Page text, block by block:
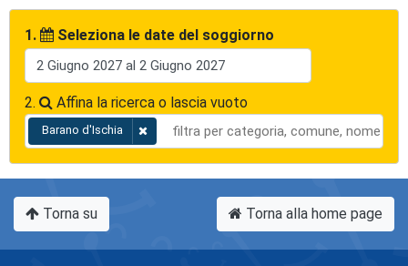
1. Seleziona le date del soggiorno
2. Affina la ricerca o lascia vuoto
Barano d'Ischia
Torna su Torna alla home page